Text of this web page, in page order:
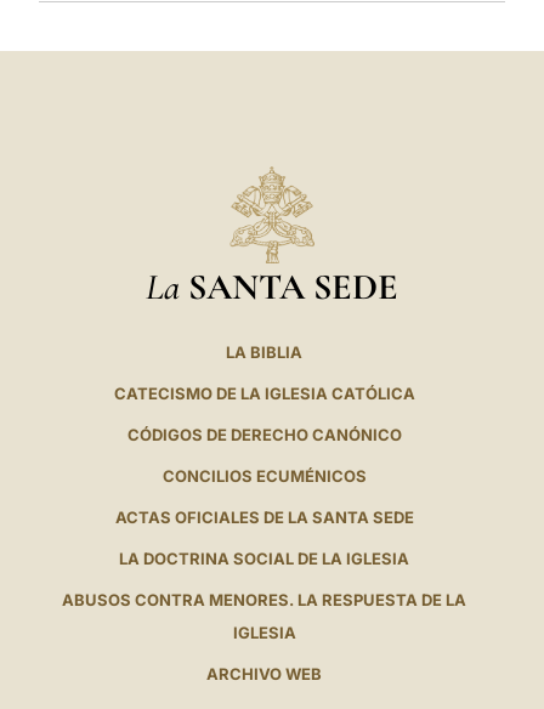
La SANTA SEDE
LA BIBLIA
CATECISMO DE LA IGLESIA CATÓLICA
CÓDIGOS DE DERECHO CANÓNICO
CONCILIOS ECUMÉNICOS
ACTAS OFICIALES DE LA SANTA SEDE
LA DOCTRINA SOCIAL DE LA IGLESIA
ABUSOS CONTRA MENORES. LA RESPUESTA DE LA
IGLESIA
ARCHIVO WEB